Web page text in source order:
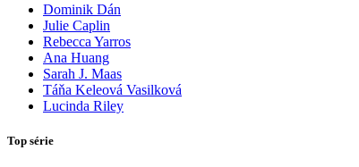
Dominik Dán
Julie Caplin
Rebecca Yarros
Ana Huang
Sarah J. Maas
Táňa Keleová Vasilková
Lucinda Riley
Top série